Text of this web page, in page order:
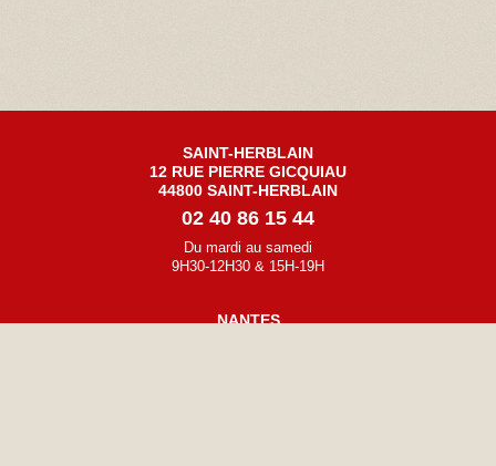
SAINT-HERBLAIN
12 RUE PIERRE GICQUIAU
44800 SAINT-HERBLAIN
02 40 86 15 44
Du mardi au samedi
9H30-12H30 & 15H-19H
NANTES